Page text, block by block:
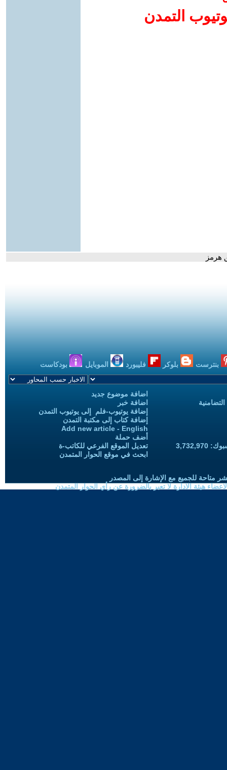
التمدن
هرمز
بنترست بلوكر فليبورد الموبايل بودكاست
اضافة موضوع جديد
اضافة خبر
إضافة يوتيوب-فلم إلى يوتيوب التمدن
إضافة كتاب إلى مكتبة التمدن
Add new article - English
أضف حملة
تعديل الموقع الفرعي للكاتب-ة
ابحث في موقع الحوار المتمدن
متاحة للجميع مع الإشارة إلى المصدر
هيئة الادارة لا تعبر بالضرورة عن رأي الحوار المتمدن